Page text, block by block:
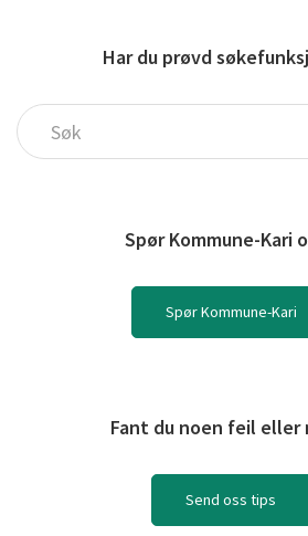
Har du prøvd
Spør Kommune-Kari
Spør Kommune-Kari
Fant du noen feil eller
Send oss tips